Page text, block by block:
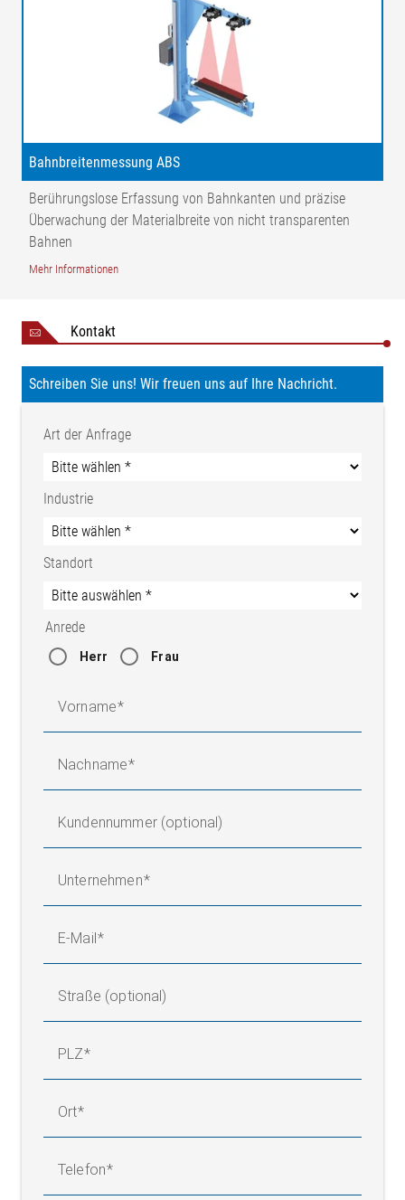
AB = Arbeitsbreite (Bandbreite) | MB = Messbereich | NB =
Nennbreite |X1 = Abstand Bahnoberfläche – Kameras | X2 =
Abstand Kameras | α = Winkel Bahnoberfläche – Kamera | ⁠β =
Winkel Bahnoberfläche – Lichtsender | 1 = Lichtsender | 2 =
CCD-Zeilenkamera | 3 = Leitwalze
Breitenmessung mit Breitbandsensor FE 46
Legende
Gesamt min. | MBGmax = Messbereich Gesamt max. | NB =
Leitwalze | 2 = Breitbandsensor FE 46 | BSn = Breite Streifen 1 -
Breitenmessung mit Breitbandsensor FR 60
Legende
Gesamt min. | MBGmax = Messbereich Gesamt max. | NB =
Nennbreite | X1 = Abstand Sensoren (Mitte Messbereich) | 1 =
Bahnbreitenmessung ABS
Berührungslose Erfassung von Bahnkanten und präzise
Überwachung der Materialbreite von nicht transparenten
Bahnen
Mehr Informationen
Kontakt
Schreiben Sie uns! Wir freuen uns auf Ihre Nachricht.
Art der Anfrage
Industrie
Standort
Anrede
Herr Frau
Vorname
Nachname
Kundennummer (optional)
Unternehmen
E-Mail
Straße (optional)
PLZ
Ort
Telefon